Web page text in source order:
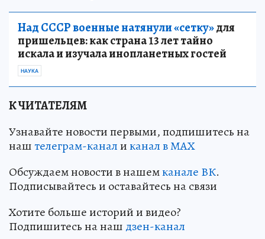
Над СССР военные натянули «сетку»для
пришельцев: как страна 13 лет тайно
искала и изучала инопланетных гостей
НАУКА
К ЧИТАТЕЛЯМ
Узнавайте новости первыми, подпишитесь на
наштелеграм-каналиканал в МАХ
Обсуждаем новости в нашемканале ВК.
Подписывайтесь и оставайтесь на связи
Хотите больше историй и видео?
Подпишитесь на наш дзен-канал